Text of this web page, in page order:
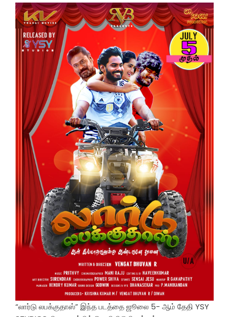
“லார்டு லபக்குதாஸ்” இந்த படத்தை ஜூலை 5- ஆம் தேதி YSY